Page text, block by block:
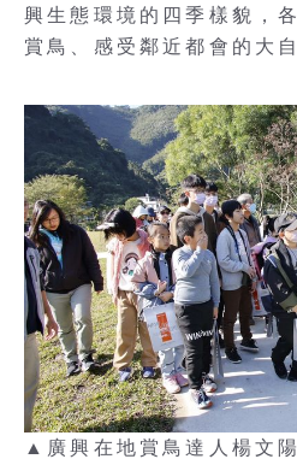
興生態環境的四季樣貌，
賞鳥、感受鄰近都會的大
▲廣興在地賞鳥達人楊文